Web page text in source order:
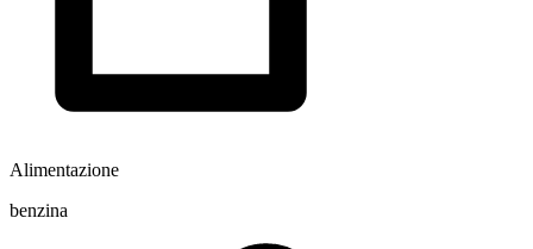
Alimentazione
benzina